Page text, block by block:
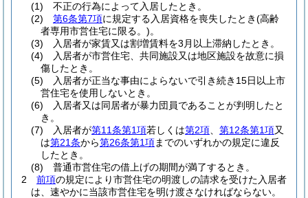
(1)
不正の行為によって入居したとき。
(2)
第6条第7項に規定する入居資格を喪失したとき(高齢
者専用市営住宅に限る。)。
(3)
入居者が家賃又は割増賃料を3月以上滞納したとき。
(4)
入居者が市営住宅、共同施設又は地区施設を故意に損
傷したとき。
(5)
入居者が正当な事由によらないで引き続き15日以上市
営住宅を使用しないとき。
(6)
入居者又は同居者が暴力団員であることが判明したと
き。
(7)
入居者が第11条第1項若しくは第2項 第12条第1項又
は第21条から第26条第1項までのいずれかの規定に違反
したとき。
(8)
普通市営住宅の借上げの期間が満了するとき。
2
前項の規定により市営住宅の明渡しの請求を受けた入居者
は、速やかに当該市営住宅を明け渡さなければならない。